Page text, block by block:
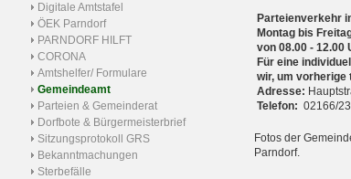
Digitale Amtstafel
ÖEK Parndorf
PARNDORF HILFT
CORONA
Amtshelfer/ Formulare
Gemeindeamt
Parteien & Gemeinderat
Dorfbote & Bürgermeisterbrief
Sitzungsprotokoll GRS
Bekanntmachungen
Sterbefälle
Montag bis
von 08.00 - 12.00
Für eine
wir, um
Adresse:
Telefon: 02166/
Fotos der
Parndorf.